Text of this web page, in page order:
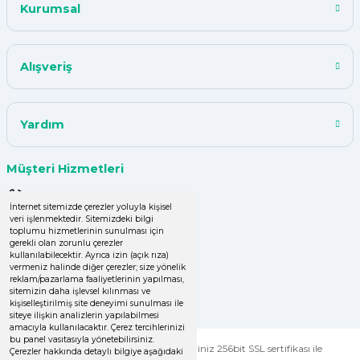
İnternet sitemizde çerezler yoluyla kişisel
veri işlenmektedir. Sitemizdeki bilgi
toplumu hizmetlerinin sunulması için
gerekli olan zorunlu çerezler
kullanılabilecektir. Ayrıca izin (açık rıza)
vermeniz halinde diğer çerezler; size yönelik
reklam/pazarlama faaliyetlerinin yapılması,
sitemizin daha işlevsel kılınması ve
kişiselleştirilmiş site deneyimi sunulması ile
siteye ilişkin analizlerin yapılabilmesi
amacıyla kullanılacaktır. Çerez tercihlerinizi
bu panel vasıtasıyla yönetebilirsiniz.
Çerezler hakkında detaylı bilgiye aşağıdaki
ismail tunca | 26/07/2024
teşekkür ederim ürün istediğim
Uzun süredir alışveriş yapıyorum
herşey çok iyi kalite ve fiyatları
uygun .Ana son siparişimde ürün
eksik çıktı
GÜLDEN DEMİRCİ | 16/04/2024
Kolay işlem, hızlı sipariş oluşturma,
hızlı kargo
Kurumsal
Alışveriş
Yardım
Müşteri Hizmetleri
0 (536) 060 16 65
info@yakutsanambalaj.com.tr
İletişim Bilgilerimiz
© Tüm Hakları Saklıdır. Kredi kartı bilgileriniz 256bit SSL sertifikası ile